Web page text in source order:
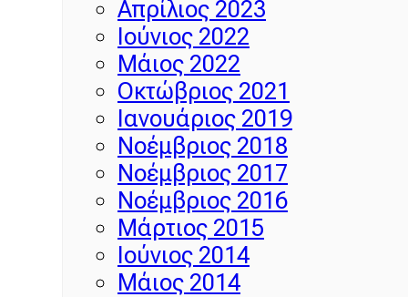
Απρίλιος 2023
Ιούνιος 2022
Μάιος 2022
Οκτώβριος 2021
Ιανουάριος 2019
Νοέμβριος 2018
Νοέμβριος 2017
Νοέμβριος 2016
Μάρτιος 2015
Ιούνιος 2014
Μάιος 2014